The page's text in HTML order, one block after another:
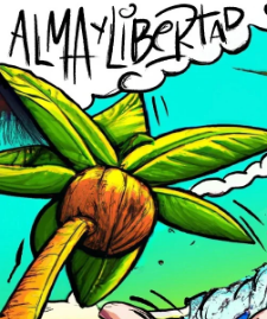
You're all set!